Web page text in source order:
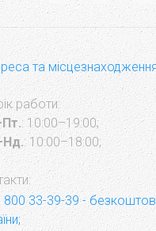
та місцезнаходження
работи:
: 10:00–19:00;
: 10:00–18:00;
800 33-39-39-